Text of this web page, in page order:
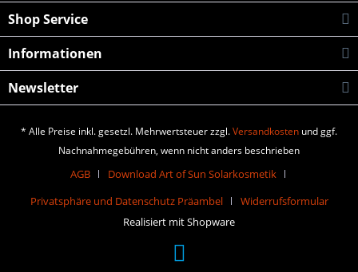
Shop Service
Informationen
Newsletter
* Alle Preise inkl. gesetzl. Mehrwertsteuer zzgl.Versandkosten und ggf.
Nachnahmegebühren, wenn nicht anders beschrieben
AGB
Download Art of Sun Solarkosmetik
Privatsphäre und Datenschutz Präambel
Widerrufsformular
Realisiert mit Shopware